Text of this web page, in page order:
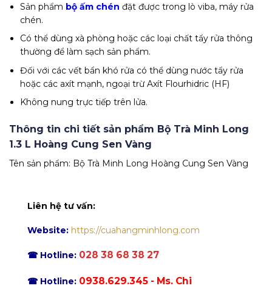
Sản phẩm bộ ấm chén đặt được trong lò viba, máy rửa
chén.
Có thể dùng xà phòng hoặc các loại chất tẩy rửa thông
thường để làm sạch sản phẩm.
Đối với các vết bẩn khó rửa có thể dùng nước tẩy rửa
hoặc các axít mạnh, ngoại trừ Axít Flourhidric (HF)
Không nung trực tiếp trên lửa.
Thông tin chi tiết sản phẩm Bộ Trà Minh Long
1.3 L Hoàng Cung Sen Vàng
Tên sản phẩm: Bộ Trà Minh Long Hoàng Cung Sen Vàng
Liên hệ tư vấn:
Website: https://cuahangminhlong.com
☎ Hotline: 028 38 68 38 27
☎ Hotline: 0938.629.345 - Ms. Chi